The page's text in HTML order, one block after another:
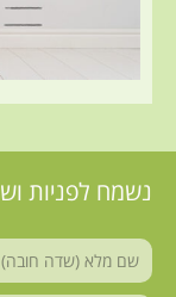
נשמח לפניות